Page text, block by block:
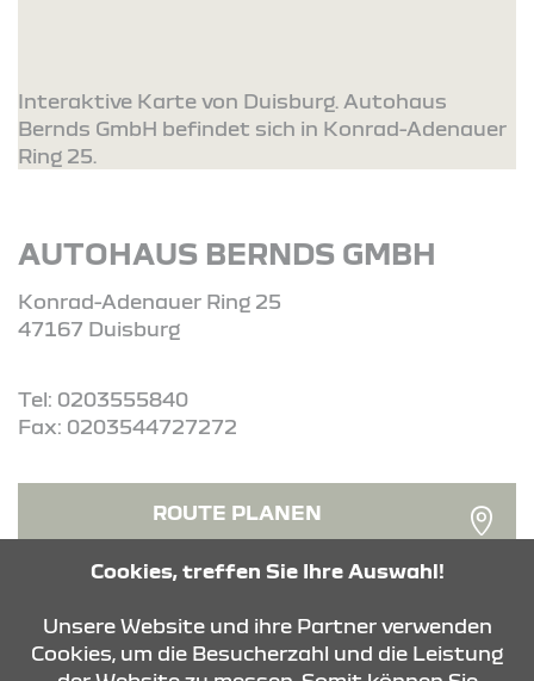
Interaktive Karte von Duisburg. Autohaus
Bernds GmbH befindet sich in Konrad-Adenauer
Ring 25.
AUTOHAUS BERNDS GMBH
Konrad-Adenauer Ring 25
47167 Duisburg
Tel: 0203555840
Fax: 0203544727272
ROUTE PLANEN
ANFRAGE SENDEN
Cookies, treffen Sie Ihre Auswahl!
Unsere Website und ihre Partner verwenden
Cookies, um die Besucherzahl und die Leistung